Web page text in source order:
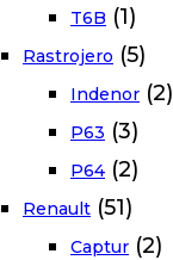
T6B (1)
Rastrojero (5)
Indenor (2)
P63 (3)
P64 (2)
Renault (51)
Captur (2)